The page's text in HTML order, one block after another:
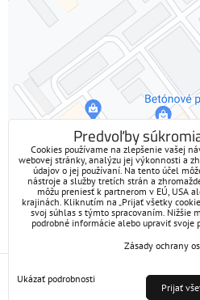
Externý obsah je
Prajete si načítať
Povoliť
Povoliť a zapamätať - súhlas s
Otvoriť obsah v
Predvoľby
Cookies používame na zlepšenie vašej
webovej stránky, analýzu jej výkonnosti a
údajov o jej používaní. Na tento účel
nástroje a služby tretích strán a
môžu preniesť k partnerom v EÚ, USA
krajinách. Kliknutím na „Prijať všetky
svoj súhlas s týmto spracovaním. Nižšie
podrobné informácie alebo upraviť svoje
Zásady ochrany
Ukázať podrobnosti
Prijať